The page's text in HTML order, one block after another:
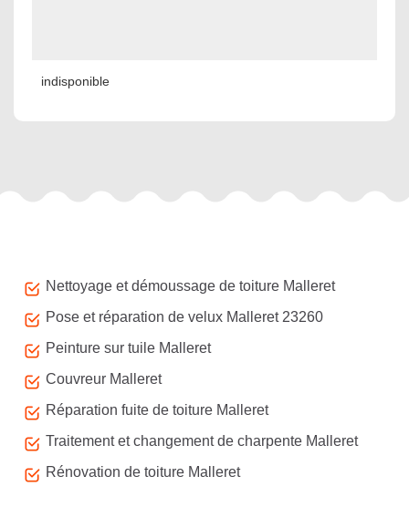
indisponible
Nettoyage et démoussage de toiture Malleret
Pose et réparation de velux Malleret 23260
Peinture sur tuile Malleret
Couvreur Malleret
Réparation fuite de toiture Malleret
Traitement et changement de charpente Malleret
Rénovation de toiture Malleret